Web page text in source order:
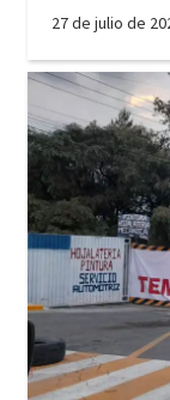
27 de julio de